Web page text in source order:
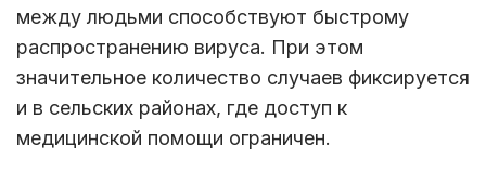
между людьми способствуют быстрому
распространению вируса. При этом
значительное количество случаев фиксируется
и в сельских районах, где доступ к
медицинской помощи ограничен.